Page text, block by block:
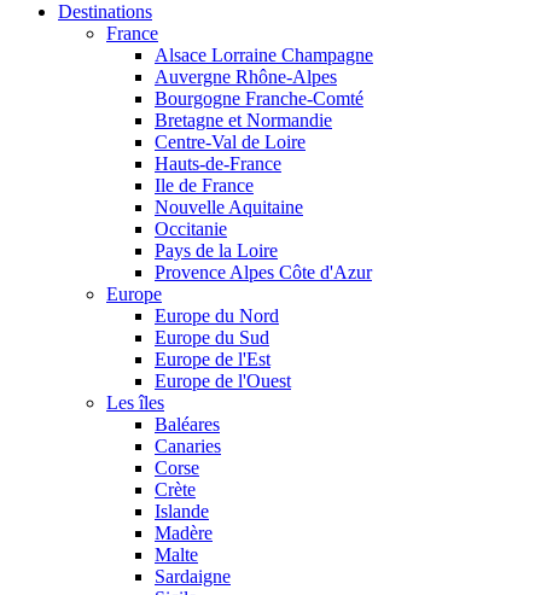
Destinations
France
Alsace Lorraine Champagne
Auvergne Rhône-Alpes
Bourgogne Franche-Comté
Bretagne et Normandie
Centre-Val de Loire
Hauts-de-France
Ile de France
Nouvelle Aquitaine
Occitanie
Pays de la Loire
Provence Alpes Côte d'Azur
Europe
Europe du Nord
Europe du Sud
Europe de l'Est
Europe de l'Ouest
Les îles
Baléares
Canaries
Corse
Crète
Islande
Madère
Malte
Sardaigne